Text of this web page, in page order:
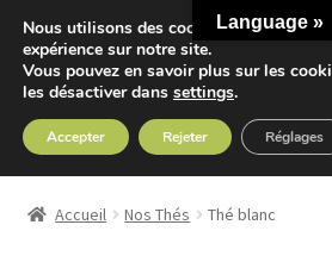
Aller
à
la
navigation
Aller
au
contenu
Accueil
Accueil Nos Thés Thé blanc
Language »
Nous utilisons des cookies pour vous
expérience sur notre site.
Vous pouvez en savoir plus sur les
les désactiver dans settings.
Accepter Rejeter Réglages